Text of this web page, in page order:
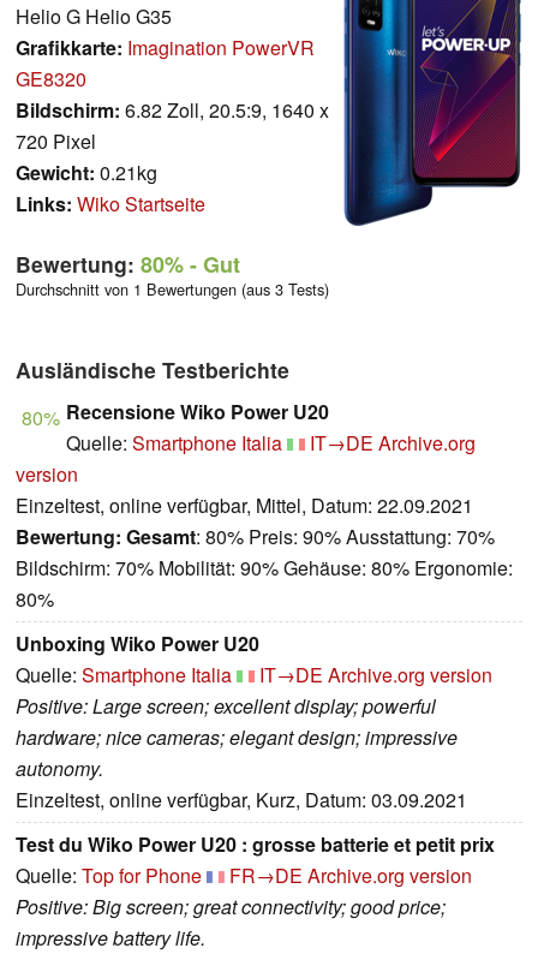
Helio G Helio G35
Grafikkarte: Imagination PowerVR
GE8320
Bildschirm: 6.82 Zoll, 20.5:9, 1640 x
720 Pixel
Gewicht: 0.21kg
Links: Wiko Startseite
Bewertung: 80%- Gut
Durchschnitt von 1 Bewertungen (aus 3 Tests)
Ausländische Testberichte
80% Recensione Wiko Power U20
Quelle: Smartphone Italia IT→DE Archive.org
version
Einzeltest, online verfügbar, Mittel, Datum: 22.09.2021
Bewertung: Gesamt: 80% Preis: 90% Ausstattung: 70%
Bildschirm: 70% Mobilität: 90% Gehäuse: 80% Ergonomie:
80%
Unboxing Wiko Power U20
Quelle: Smartphone Italia IT→DE Archive.org version
Positive: Large screen; excellent display; powerful
hardware; nice cameras; elegant design; impressive
autonomy.
Einzeltest, online verfügbar, Kurz, Datum: 03.09.2021
Test du Wiko Power U20 : grosse batterie et petit prix
Quelle: Top for Phone FR→DE Archive.org version
Positive: Big screen; great connectivity; good price;
impressive battery life.